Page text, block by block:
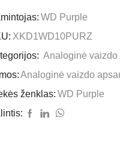
WD Purple
XKD1WD10PURZ
Analoginė vaizdo
Analoginė vaizdo
ženklas: WD Purple